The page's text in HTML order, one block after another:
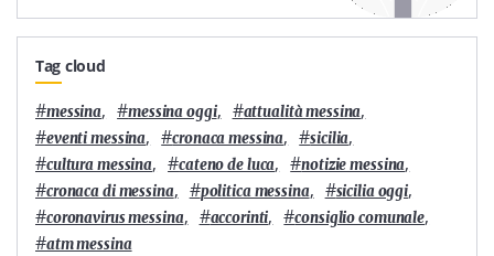
Tag cloud
#messina, #messina oggi, #attualità messina,
#eventi messina, #cronaca messina, #sicilia,
#cultura messina, #cateno de luca, #notizie messina,
#cronaca di messina, #politica messina, #sicilia oggi,
#coronavirus messina, #accorinti, #consiglio comunale,
#atm messina